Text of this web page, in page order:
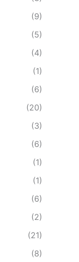
(9)
(5)
(4)
(1)
(6)
(20)
(3)
(6)
(1)
(1)
(6)
(2)
(21)
(8)